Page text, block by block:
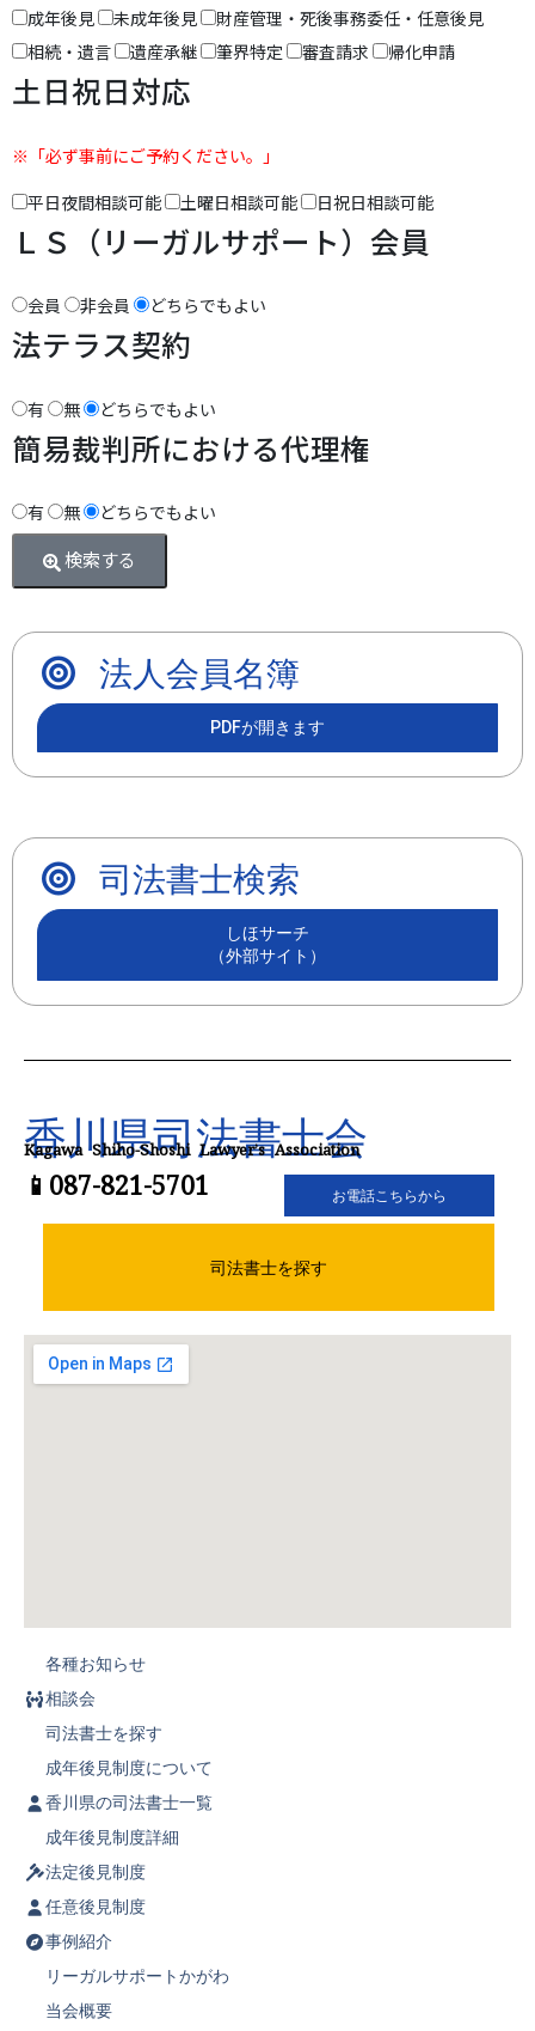
成年後見
未成年後見
財産管理・死後事務委任・任意後見
相続・遺言
遺産承継 筆界特定 審査請求 帰化申請
土日祝日対応
※「必ず事前にご予約ください。」
平日夜間相談可能
土曜日相談可能 日祝日相談可能
ＬＳ（リーガルサポート）会員
会員 非会員 どちらでもよい
法テラス契約
有 無 どちらでもよい
簡易裁判所における代理権
有 無 どちらでもよい
検索する
法人会員名簿
PDFが開きます
司法書士検索
しほサーチ
（外部サイト）
香川県司法書士会
Kagawa Shiho-Shoshi Lawyer’s Association
📱087-821-5701 お電話こちらから
司法書士を探す
各種お知らせ
相談会
司法書士を探す
成年後見制度について
香川県の司法書士一覧
成年後見制度詳細
法定後見制度
任意後見制度
事例紹介
リーガルサポートかがわ
当会概要